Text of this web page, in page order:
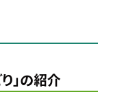
」の紹介